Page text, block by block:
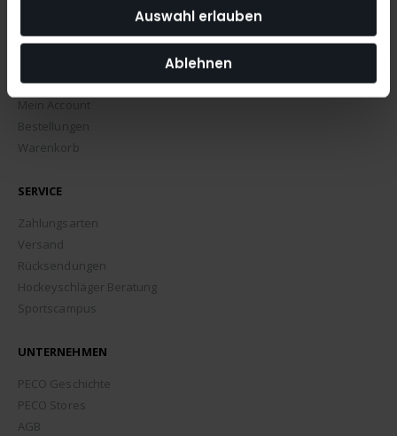
Auswahl erlauben
Ablehnen
Mein Account
Bestellungen
Warenkorb
SERVICE
Zahlungsarten
Versand
Rücksendungen
Hockeyschläger Beratung
Sportscampus
UNTERNEHMEN
PECO Geschichte
PECO Stores
AGB